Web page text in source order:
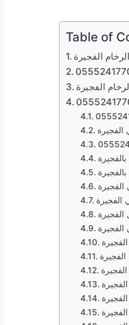
Table of
الفجيرة
الفجيرة
الفجيرة
الفجيرة